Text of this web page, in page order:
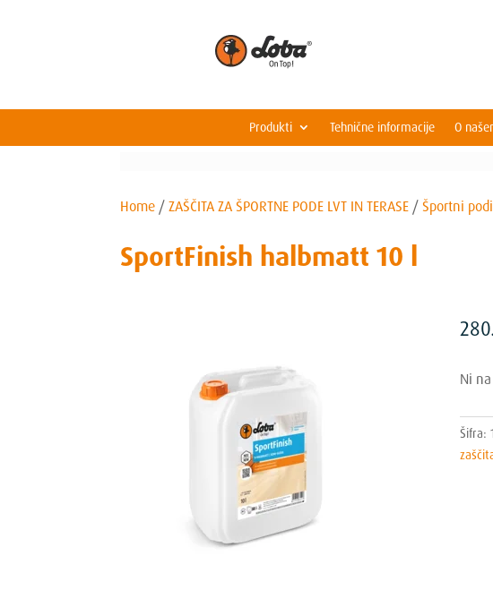
Produkti Tehnične informacije O
Home /ZAŠČITA ZA ŠPORTNE PODE LVT IN TERASE /Športni
SportFinish halbmatt 10 l
Ni
Šifra: